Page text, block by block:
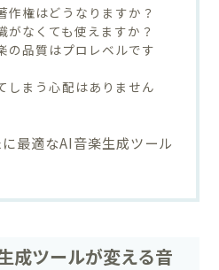
作権はどうなりますか？
がなくても使えますか？
の品質はプロレベルです
しまう心配はありません
最適なAI音楽生成ツール
成ツールが変える音